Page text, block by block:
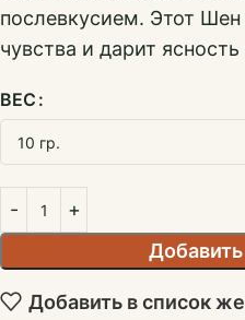
послевкусием. Этот
чувства и дарит
ВЕС
Добавить в список